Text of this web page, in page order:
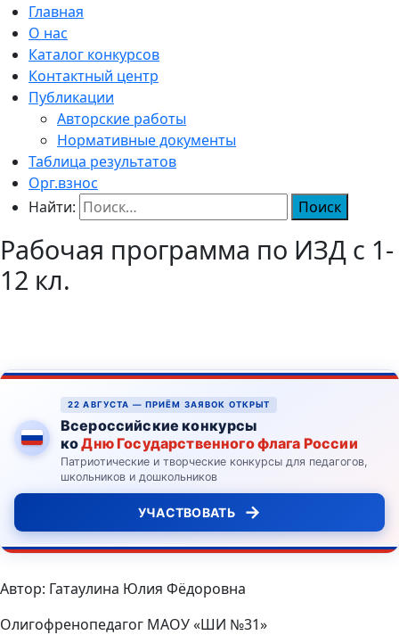
Главная
О нас
Каталог конкурсов
Контактный центр
Публикации
Авторские работы
Нормативные документы
Таблица результатов
Орг.взнос
Найти:
Рабочая программа по ИЗД с 1-
12 кл.
22 АВГУСТА — ПРИЁМ ЗАЯВОК ОТКРЫТ
Всероссийские конкурсы
коДню Государственного флага России
Патриотические и творческие конкурсы для педагогов,
школьников и дошкольников
УЧАСТВОВАТЬ →
Автор: Гатаулина Юлия Фёдоровна
Олигофренопедагог МАОУ «ШИ №31»